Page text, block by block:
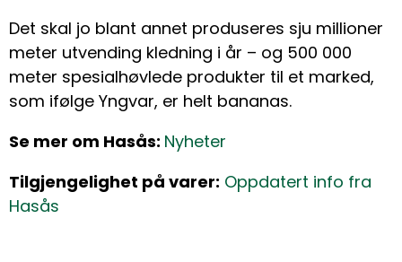
Det skal jo blant annet produseres sju millioner
meter utvending kledning i år – og 500 000
meter spesialhøvlede produkter til et marked,
som ifølge Yngvar, er helt bananas.
Se mer om Hasås: Nyheter
Tilgjengelighet på varer: Oppdatert info fra
Hasås